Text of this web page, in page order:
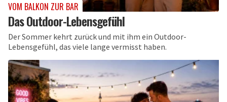
VOM BALKON ZUR BAR
Das Outdoor-Lebensgefühl
Der Sommer kehrt zurück und mit ihm ein Outdoor-
Lebensgefühl, das viele lange vermisst haben.